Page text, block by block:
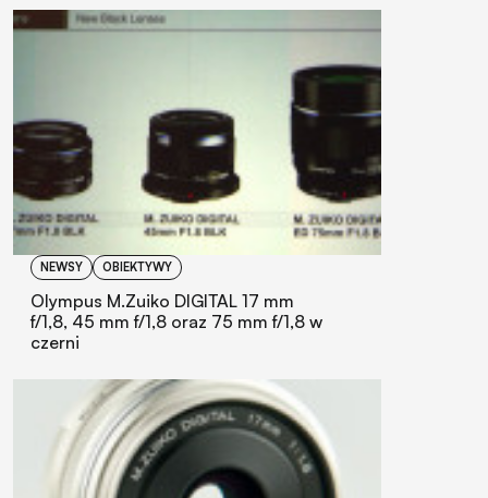
NEWSY OBIEKTYWY
Olympus M.Zuiko DIGITAL 17 mm
f/1,8, 45 mm f/1,8 oraz 75 mm f/1,8 w
czerni